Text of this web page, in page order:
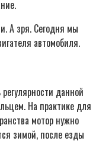
А зря. Сегодня мы
автомобиля.
данной
На практике для
мотор нужно
зимой, после езды